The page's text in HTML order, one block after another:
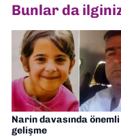
Bunlar da
Narin davasında önemli
gelişme